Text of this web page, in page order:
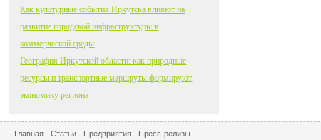
Как культурные события Иркутска влияют на
развитие городской инфраструктуры и
коммерческой среды
География Иркутской области: как природные
ресурсы и транспортные маршруты формируют
экономику региона
Главная Статьи Предприятия Пресс-релизы